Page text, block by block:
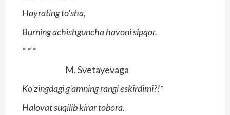
Hayrating to'sha,
Burning achishguncha havoni sipqor.
***
M. Svetayevaga
Ko'zingdagi g'amning rangi eskirdimi?!*
Halovat suqilib kirar tobora.